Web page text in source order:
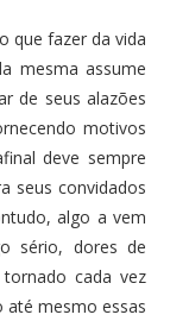
que fazer da vida
mesma assume
de seus alazões
motivos
deve sempre
seus convidados
algo a vem
sério, dores de
cada vez
até mesmo essas